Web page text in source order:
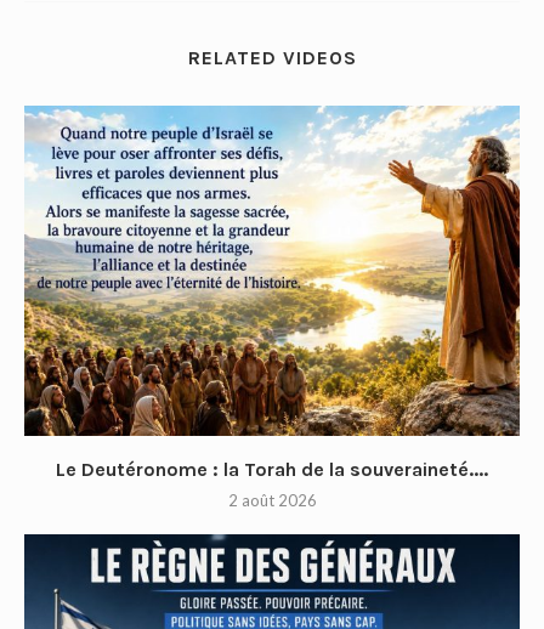
RELATED VIDEOS
Le Deutéronome : la Torah de la souveraineté....
2 août 2026